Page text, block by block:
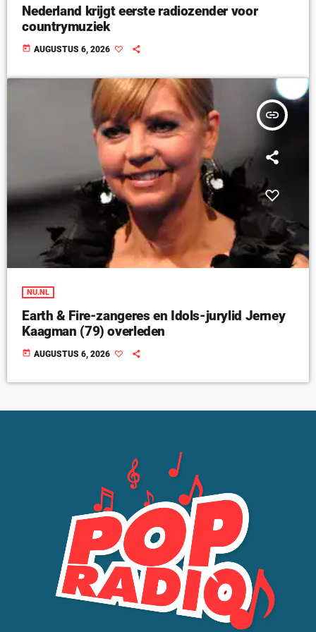
Nederland krijgt eerste radiozender voor
countrymuziek
today AUGUSTUS 6, 2026
insert_link
NU.NL
Earth & Fire-zangeres en Idols-jurylid Jerney
Kaagman (79) overleden
today AUGUSTUS 6, 2026